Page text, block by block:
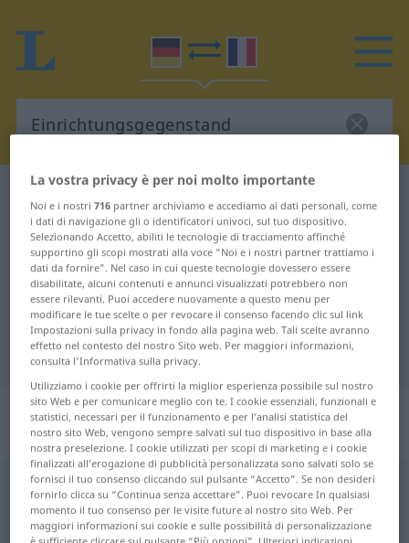
Dizionario Tedesco-Francese
Einrichtungsgegenstand
Traduzione Tedesco-Francese per
"Einrichtungsgegenstand"
"Einrichtungsgegenstand"
traduzione Francese
„Einrichtungsgegenstand“:
Maskulinum
Einrichtungsgegenstandm
Panoramica di tutte le traduzion
La vostra privacy è per noi molto importante
Noi e i nostri716 partner archiviamo e accediamo ai dati personali, come
i dati di navigazione gli o identificatori univoci, sul tuo dispositivo.
Selezionando Accetto, abiliti le tecnologie di tracciamento affinché
supportino gli scopi mostrati alla voce "Noi e i nostri partner trattiamo i
dati da fornire". Nel caso in cui queste tecnologie dovessero essere
disabilitate, alcuni contenuti e annunci visualizzati potrebbero non
essere rilevanti. Puoi accedere nuovamente a questo menu per
modificare le tue scelte o per revocare il consenso facendo clic sul link
Impostazioni sulla privacy in fondo alla pagina web. Tali scelte avranno
effetto nel contesto del nostro Sito web. Per maggiori informazioni,
consulta l'Informativa sulla privacy.
Utilizziamo i cookie per offrirti la miglior esperienza possibile sul nostro
sito Web e per comunicare meglio con te. I cookie essenziali, funzionali e
statistici, necessari per il funzionamento e per l’analisi statistica del
nostro sito Web, vengono sempre salvati sul tuo dispositivo in base alla
nostra preselezione. I cookie utilizzati per scopi di marketing e i cookie
finalizzati all’erogazione di pubblicità personalizzata sono salvati solo se
fornisci il tuo consenso cliccando sul pulsante “Accetto”. Se non desideri
fornirlo clicca su “Continua senza accettare”. Puoi revocare In qualsiasi
momento il tuo consenso per le visite future al nostro sito Web. Per
maggiori informazioni sui cookie e sulle possibilità di personalizzazione